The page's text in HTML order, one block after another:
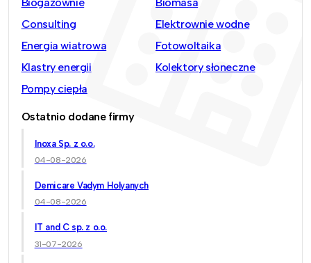
Biogazownie
Biomasa
Consulting
Elektrownie wodne
Energia wiatrowa
Fotowoltaika
Klastry energii
Kolektory słoneczne
Pompy ciepła
Ostatnio dodane firmy
Inoxa Sp. z o.o.
04-08-2026
Demicare Vadym Holyanych
04-08-2026
IT and C sp. z o.o.
31-07-2026